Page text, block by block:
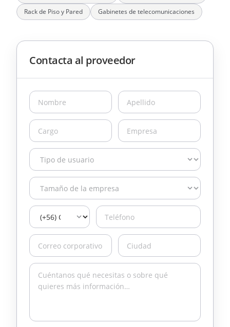
Rack de Piso y Pared
Gabinetes de telecomunicaciones
Contacta al proveedor